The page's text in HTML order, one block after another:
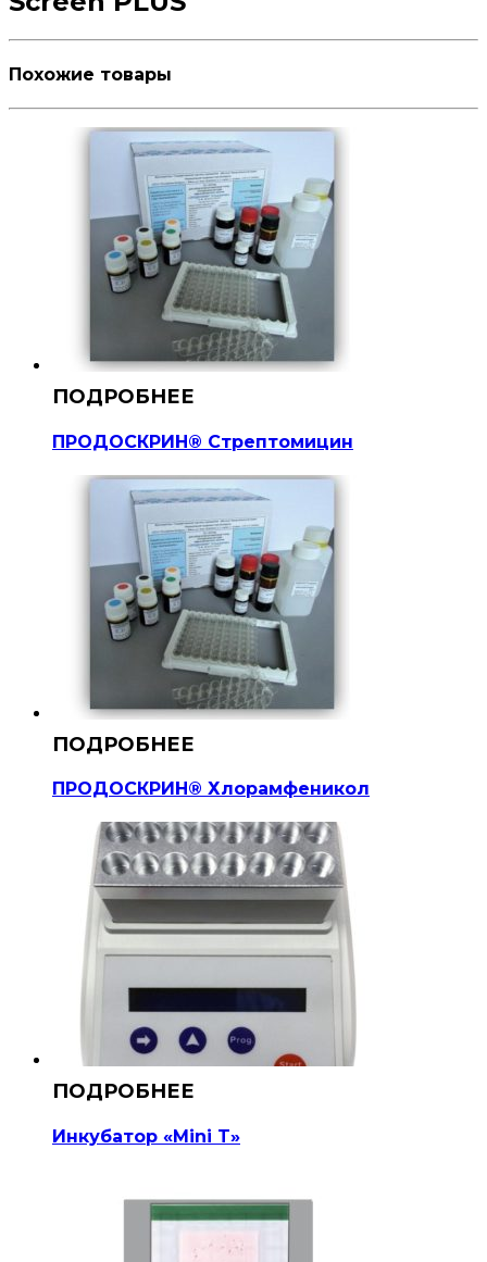
Похожие товары
ПРОДОСКРИН® Стрептомицин
ПРОДОСКРИН® Хлорамфеникол
Инкубатор «Mini T»